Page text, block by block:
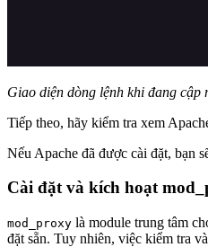
Giao diện dòng lệnh khi đang cập
Tiếp theo, hãy kiểm tra xem
Nếu Apache đã được cài đặt, bạn
Cài đặt và kích hoạt
mod_proxy là module trung tâm
đặt sẵn. Tuy nhiên, việc kiểm tra